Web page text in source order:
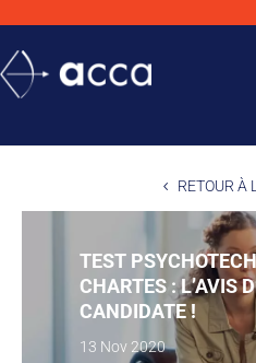
RETOUR À
TEST
CHARTES : L’AVIS
CANDIDATE !
13 Nov 2020